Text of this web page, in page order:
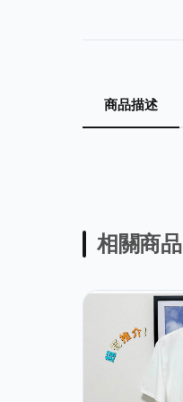
商品描述
相關商品